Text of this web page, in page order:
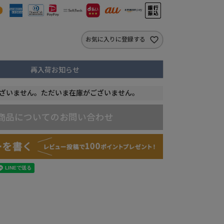
お気に入りに登録する
再入荷お知らせ
いません。ただいま在庫がございません。
品についてのお問い合わせ